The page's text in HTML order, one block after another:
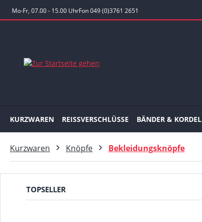
Hauptinhalt springen
Zur Suche springen
Zur Hauptnavigation springen
Mo-Fr, 07.00 - 15.00 UhrFon 049 (0)3761 2651
KURZWAREN REISSVERSCHLÜSSE BÄNDER & KORDEL
Kurzwaren Knöpfe Bekleidungsknöpfe
TOPSELLER